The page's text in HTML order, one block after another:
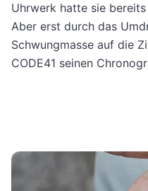
Uhrwerk hatte sie
Aber erst durch das
Schwungmasse auf die
CODE41 seinen